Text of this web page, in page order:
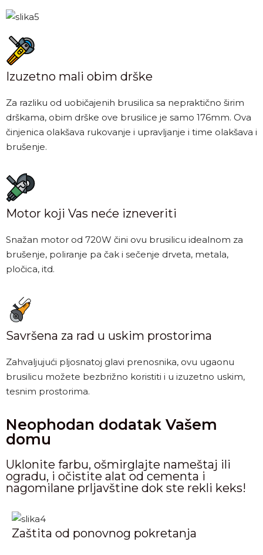
Izuzetno mali obim drške
Za razliku od uobičajenih brusilica sa nepraktično širim
drškama, obim drške ove brusilice je samo 176mm. Ova
činjenica olakšava rukovanje i upravljanje i time olakšava i
brušenje.
Motor koji Vas neće izneveriti
Snažan motor od 720W čini ovu brusilicu idealnom za
brušenje, poliranje pa čak i sečenje drveta, metala,
pločica, itd.
Savršena za rad u uskim prostorima
Zahvaljujući pljosnatoj glavi prenosnika, ovu ugaonu
brusilicu možete bezbrižno koristiti i u izuzetno uskim,
tesnim prostorima.
Neophodan dodatak Vašem
domu
Uklonite farbu, ošmirglajte nameštaj ili
ogradu, i očistite alat od cementa i
nagomilane prljavštine dok ste rekli keks!
Zaštita od ponovnog pokretanja